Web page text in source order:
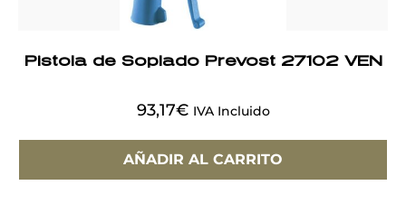
Pistola de Soplado Prevost 27102 VEN
93,17€ IVA Incluido
AÑADIR AL CARRITO